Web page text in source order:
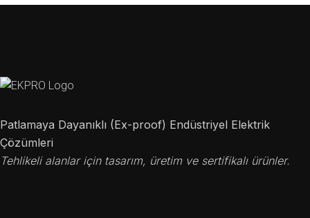
Patlamaya Dayanıklı (Ex-proof) Endüstriyel Elektrik
Çözümleri
Tehlikeli alanlar için tasarım, üretim ve sertifikalı ürünler.